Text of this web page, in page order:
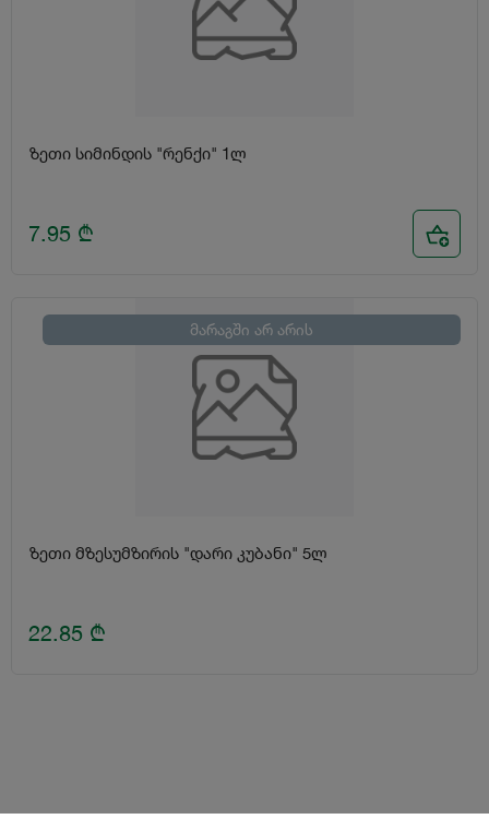
ზეთი სიმინდის "რენქი" 1ლ
7.95 ₾
მარაგში არ არის
ზეთი მზესუმზირის "დარი კუბანი" 5ლ
22.85 ₾